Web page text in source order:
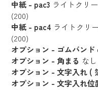
中紙 - pac3 ライトクリ
(200)
中紙 - pac4 ライトクリ
(200)
オプション - ゴムバンド
オプション - 角まる なし
オプション - 文字入れ (
オプション - 文字入れ位